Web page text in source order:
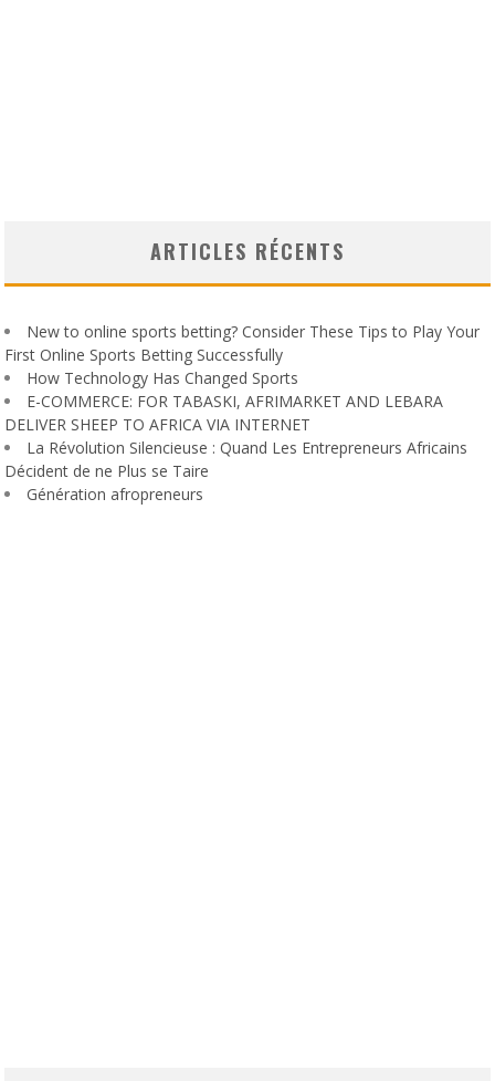
ARTICLES RÉCENTS
New to online sports betting? Consider These Tips to Play Your
First Online Sports Betting Successfully
How Technology Has Changed Sports
E-COMMERCE: FOR TABASKI, AFRIMARKET AND LEBARA
DELIVER SHEEP TO AFRICA VIA INTERNET
La Révolution Silencieuse : Quand Les Entrepreneurs Africains
Décident de ne Plus se Taire
Génération afropreneurs